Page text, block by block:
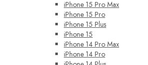
iPhone 15 Pro Max
iPhone 15 Pro
iPhone 15 Plus
iPhone 15
iPhone 14 Pro Max
iPhone 14 Pro